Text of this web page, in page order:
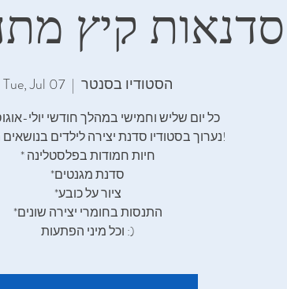
סדנאות קיץ
Tue, Jul 07
  |
הסטודיו בסנטר
נערוך בסטודיו סדנת יצירה לילדים
* חיות חמודות בפלסטלינה
*סדנת מגנטים
*ציור על כובע
*התנסות בחומרי יצירה שונים
וכל מיני הפתעות :)